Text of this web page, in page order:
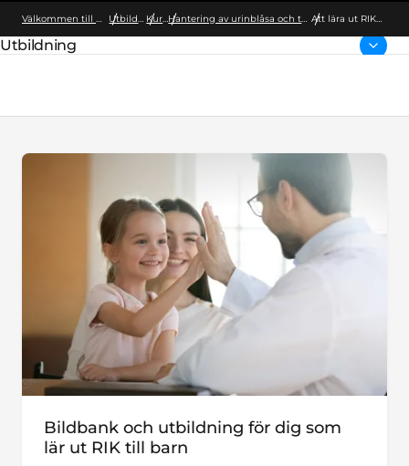
Välkommen till Wellspect Utbildning Kurser Hantering av urinblåsa och tarm hos barn Att lära ut RIK
Överordnad sida:
Utbildning
Bildbank och utbildning för dig som
lär ut RIK till barn